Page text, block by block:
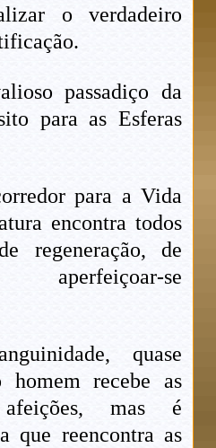
o verdadeiro
passadiço da
para as Esferas
para a Vida
encontra todos
regeneração, de
se
quase
homem recebe as
mas é
que reencontra as